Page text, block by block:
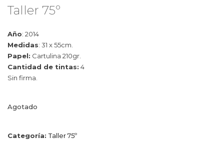
Taller 75º
Año: 2014
Medidas: 31 x 55cm.
Papel: Cartulina 210gr.
Cantidad de tintas: 4
Sin firma.
Agotado
Categoría:Taller 75º